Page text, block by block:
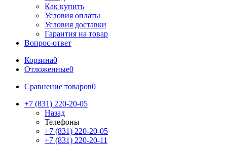
Как купить
Условия оплаты
Условия доставки
Гарантия на товар
Вопрос-ответ
Корзина0
Отложенные0
Сравнение товаров0
+7 (831) 220-20-05
Назад
Телефоны
+7 (831) 220-20-05
+7 (831) 220-20-11